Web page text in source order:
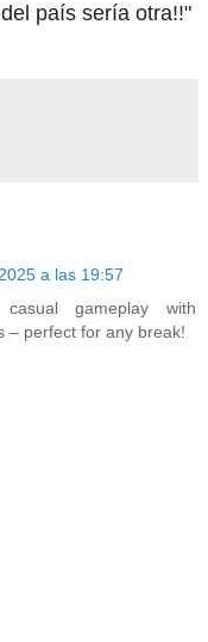
país sería otra!!"
a las 19:57
gameplay with
– perfect for any break!